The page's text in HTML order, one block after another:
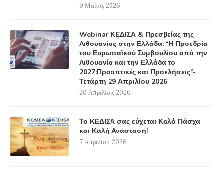
9 Μαΐου, 2026
Webinar ΚΕΔΙΣΑ & Πρεσβείας της
Λιθουανίας στην Ελλάδα: “Η Προεδρία
του Ευρωπαϊκού Συμβουλίου από την
Λιθουανία και την Ελλάδα το
2027:Προοπτικές και Προκλήσεις”-
Τετάρτη 29 Απριλίου 2026
20 Απριλίου, 2026
Το ΚΕΔΙΣΑ σας εύχεται Καλό Πάσχα
και Καλή Ανάσταση!
7 Απριλίου, 2026